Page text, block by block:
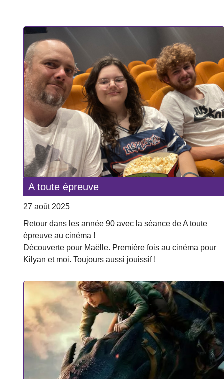
A toute épreuve
27 août 2025
Retour dans les année 90 avec la séance de A toute
épreuve au cinéma !
Découverte pour Maëlle. Première fois au cinéma pour
Kilyan et moi. Toujours aussi jouissif !